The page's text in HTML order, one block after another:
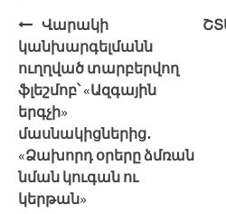
Post
navigation
Վարակի
կանխարգելմանն
ուղղված տարբերվող
ֆլեշմոբ՝ «Ազգային
երգչի»
մասնակիցներից․
«Ձախորդ օրերը ձմռան
նման կուգան ու
կերթան»